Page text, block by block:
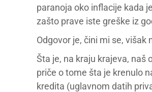
paranoja oko inflacije kada
zašto prave iste greške iz
Odgovor je, čini mi se,
Šta je, na kraju krajeva, naš
priče o tome šta je krenulo
kredita (uglavnom datih